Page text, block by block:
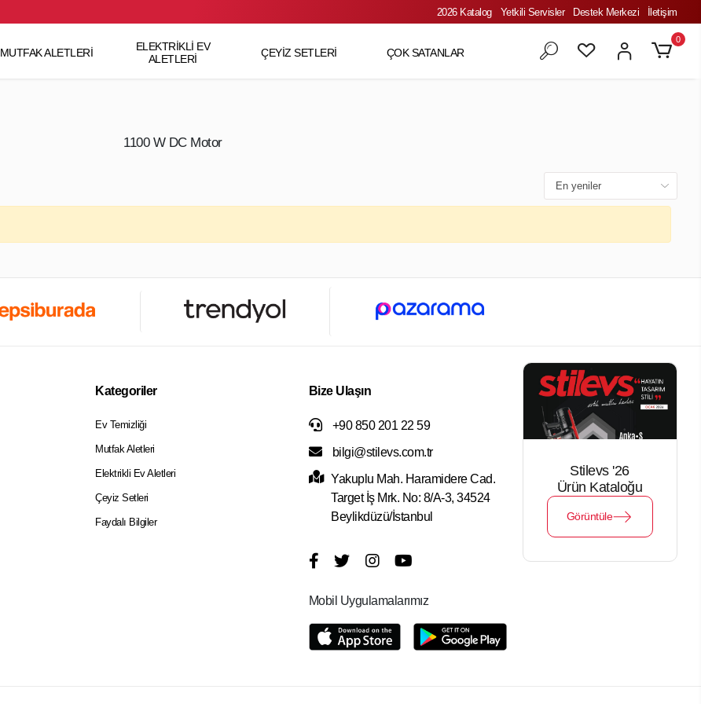
2026 Katalog Yetkili Servisler Destek Merkezi İletişim
MUTFAK ALETLERİ
ELEKTRİKLİ EV
ALETLERİ
ÇEYİZ SETLERİ ÇOK SATANLAR
0
1100 W DC Motor
Kategoriler
Ev Temizliği
Mutfak Aletleri
Elektrikli Ev Aletleri
Çeyiz Setleri
Faydalı Bilgiler
Bize Ulaşın
+90 850 201 22 59
bilgi@stilevs.com.tr
Yakuplu Mah. Haramidere Cad.
Target İş Mrk. No: 8/A-3, 34524
Beylikdüzü/İstanbul
Mobil Uygulamalarımız
Stilevs '26
Ürün Kataloğu
Görüntüle